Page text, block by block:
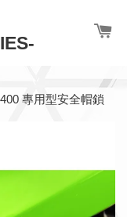
專用型安全帽鎖